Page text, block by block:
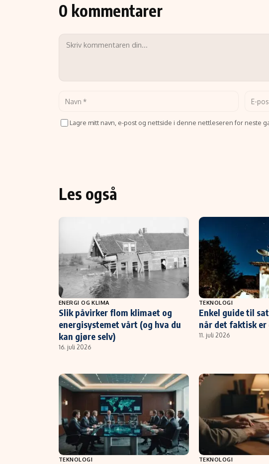
0 kommentarer
Lagre mitt navn, e-post og nettside i denne nettleseren for neste
Les også
ENERGI OG KLIMA
Slik påvirker flom klimaet og
energisystemet vårt (og hva du
kan gjøre selv)
16. juli 2026
TEKNOLOGI
Enkel guide til
når det faktisk
11. juli 2026
TEKNOLOGI TEKNOLOGI